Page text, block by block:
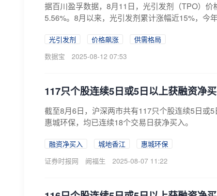
据百川盈孚数据，8月11日，光引发剂（TPO）
5.56%。8月以来，光引发剂累计涨幅近15%，今
光引发剂 价格飙涨
供需格局
数据宝
2025-08-12 07:53
117只个股连续5日或5日以上获融资净
截至8月6日，沪深两市共有117只个股连续5日或
惠城环保，均已连续18个交易日获净买入。
融资净买入 城地香江
惠城环保
证券时报网
阙福生 2025-08-07 11:22